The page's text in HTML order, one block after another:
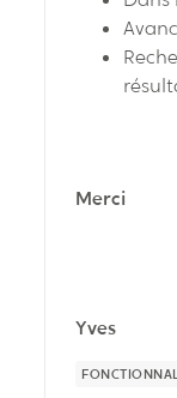
Merci
Yves